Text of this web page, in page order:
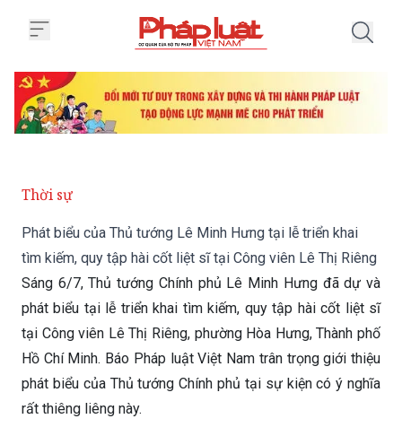
Thời sự
Phát biểu của Thủ tướng Lê Minh Hưng tại lễ triển khai
tìm kiếm, quy tập hài cốt liệt sĩ tại Công viên Lê Thị Riêng
Sáng 6/7, Thủ tướng Chính phủ Lê Minh Hưng đã dự và
phát biểu tại lễ triển khai tìm kiếm, quy tập hài cốt liệt sĩ
tại Công viên Lê Thị Riêng, phường Hòa Hưng, Thành phố
Hồ Chí Minh. Báo Pháp luật Việt Nam trân trọng giới thiệu
phát biểu của Thủ tướng Chính phủ tại sự kiện có ý nghĩa
rất thiêng liêng này.